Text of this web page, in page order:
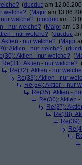
(ducduc am
welche? (Major am
nur welche? (ducduc am
- nur welche? (Major am
- nur welche? (ducduc
Aktien - nur welche? (Major
Aktien - nur welche? (
Aktien - nur welche? (
Re(31): Aktien - nur welche? (
Re(32): Aktien - nur
Re(33): Aktien - nur
Re(34): Aktien - nur
Re(35): Aktien -
Re(36): Aktien
Re(37):
Re(38):